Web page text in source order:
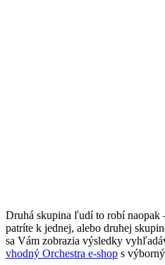
Druhá skupina ľudí to robí naopak
patríte k jednej, alebo druhej
sa Vám zobrazia výsledky
vhodný Orchestra e-shop s